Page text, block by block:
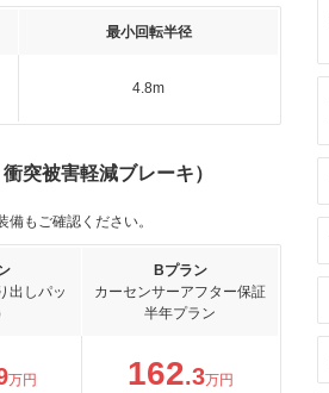
最小回転半径
4.8m
突被害軽減ブレーキ）
もご確認ください。
出しパッ
Bプラン
カーセンサーアフター保証
半年プラン
万円 162.3万円